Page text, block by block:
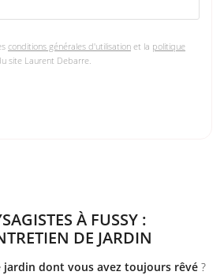
conditions générales d'utilisation et la politique
site Laurent Debarre
À FUSSY :
DE JARDIN
jardin dont vous avez toujours rêvé ?